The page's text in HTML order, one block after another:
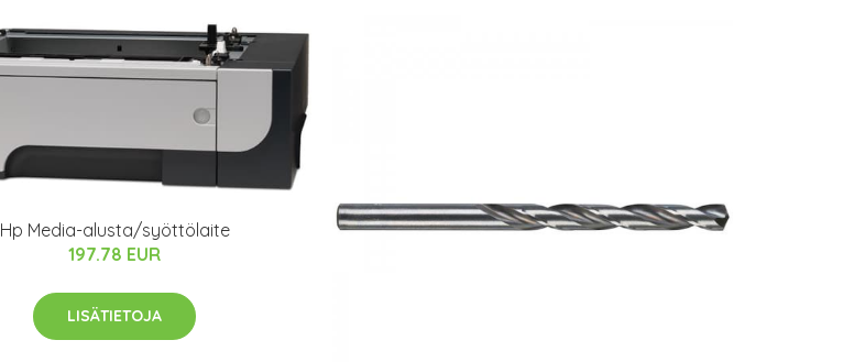
Hp Media-alusta/syöttölaite
197.78 EUR
LISÄTIETOJA